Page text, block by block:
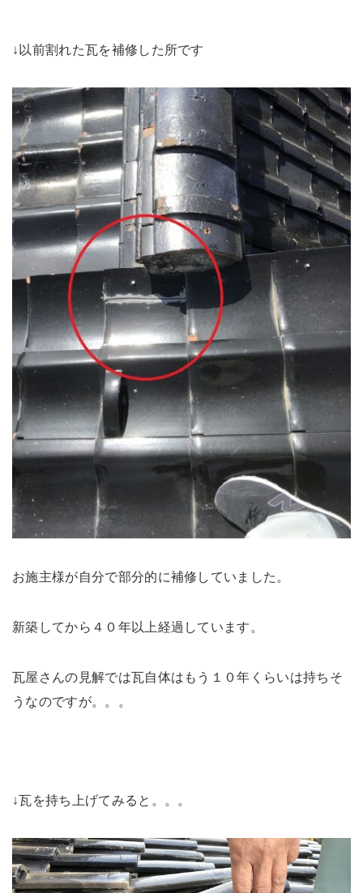
↓以前割れた瓦を補修した所です
お施主様が自分で部分的に補修していました。
新築してから４０年以上経過しています。
瓦屋さんの見解では瓦自体はもう１０年くらいは持ちそ
うなのですが。。。
↓瓦を持ち上げてみると。。。